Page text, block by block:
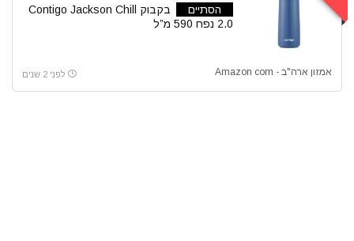
הסתיים
בקבוק Contigo Jackson Chill
2.0 נפח 590 מ”ל
אמזון ארה"ב - Amazon com לפני 2 שנים